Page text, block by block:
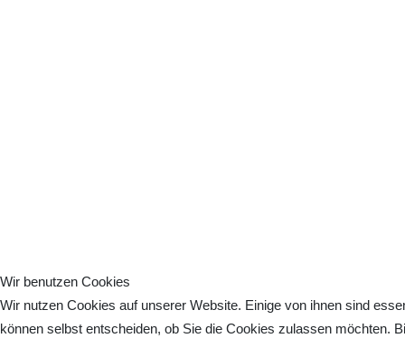
Wir benutzen Cookies
Wir nutzen Cookies auf unserer Website. Einige von ihnen sind
können selbst entscheiden, ob Sie die Cookies zulassen möchten.